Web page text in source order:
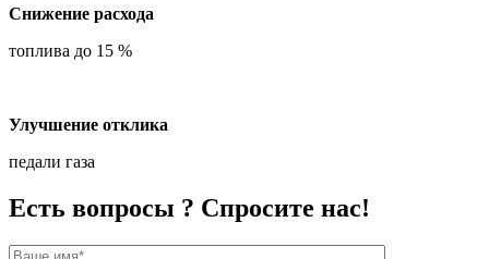
Снижение расхода
топлива до 15 %
Улучшение отклика
педали газа
Есть вопросы ? Спросите нас!